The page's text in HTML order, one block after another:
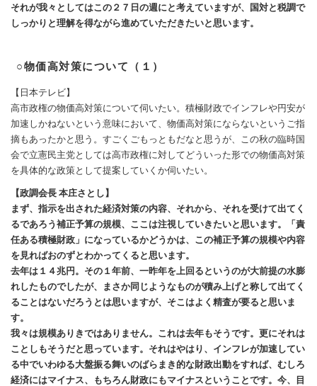
それが我々としてはこの２７日の週にと考えていますが、国対と税調で
しっかりと理解を得ながら進めていただきたいと思います。
○物価高対策について（１）
【日本テレビ】
高市政権の物価高対策について伺いたい。積極財政でインフレや円安が
加速しかねないという意味において、物価高対策にならないというご指
摘もあったかと思う。すごくごもっともだなと思うが、この秋の臨時国
会で立憲民主党としては高市政権に対してどういった形での物価高対策
を具体的な政策として提案していくか伺いたい。
【政調会長 本庄さとし】
まず、指示を出された経済対策の内容、それから、それを受けて出てく
るであろう補正予算の規模、ここは注視していきたいと思います。「責
任ある積極財政」になっているかどうかは、この補正予算の規模や内容
を見ればおのずとわかってくると思います。
去年は１４兆円。その１年前、一昨年を上回るというのが大前提の水膨
れしたものでしたが、まさか同じようなものが積み上げと称して出てく
ることはないだろうとは思いますが、そこはよく精査が要ると思いま
す。
我々は規模ありきではありません。これは去年もそうです。更にそれは
ことしもそうだと思っています。それはやはり、インフレが加速してい
る中でいわゆる大盤振る舞いのばらまき的な財政出動をすれば、むしろ
経済にはマイナス、もちろん財政にもマイナスということです。今、目